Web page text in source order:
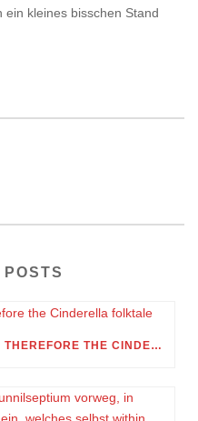
kleines bisschen Stand
‚CHRISTABEL,‘ ‚KING LEAR,‘ THEREFORE THE CINDERELLA FOLKTALE